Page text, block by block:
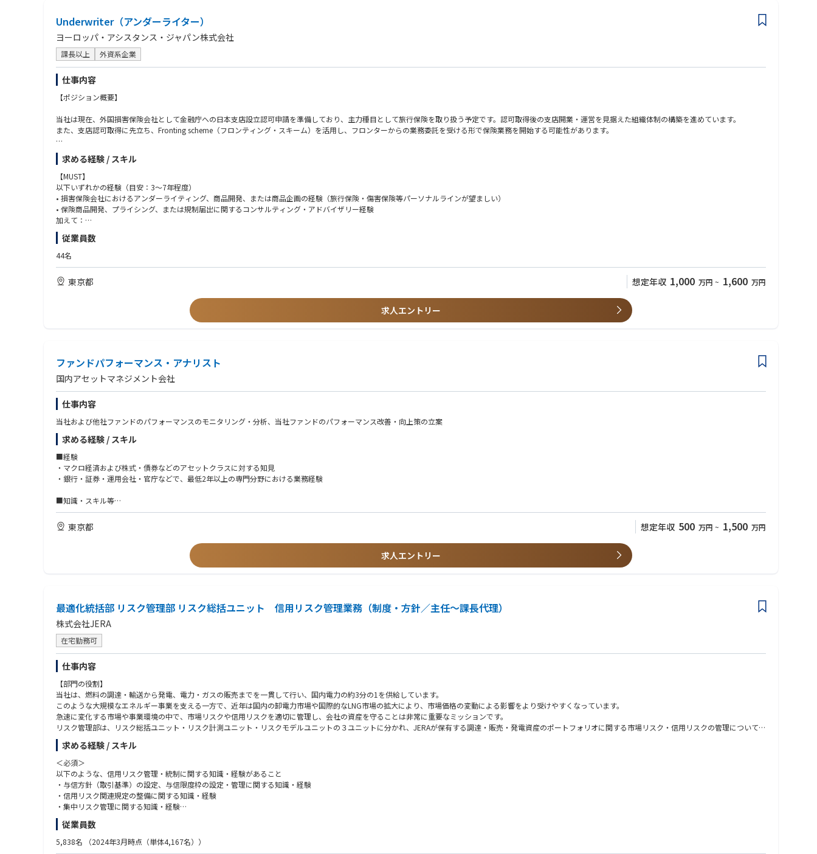
Underwriter（アンダーライター）
ヨーロッパ・アシスタンス・ジャパン株式会社
課長以上 外資系企業
仕事内容
【ポジション概要】
当社は現在、外国損害保険会社として金融庁への日本支店設立認可申請を準備しており、主力種目として旅行保険を取り扱う予定です。認可取得後の支店開業・運営を見据えた組織体制の構築を進めています。
また、支店認可取得に先立ち、Fronting scheme（フロンティング・スキーム）を活用し、フロンターからの業務委託を受ける形で保険業務を開始する可能性があります。
本ポジションは、リージョナルのChief Insurance Officerにソリッドライン、Japan CEOにドッテッドラインでレポートします。ライセンス申請フェーズにおいては、業務委託のアクチュアリーや外部コンサルティング
会社と連携しながら、約款等の書類作成、料率算定、規制対応書類の作成など、実務の中核を担う「Doer」としての役割を期待しています。
業務スコープには日本市場向けの商品開発・商品改定も含まれます。将来的には、日本のアンダーライティングチーム全体を率いるリーダーへの成長を期待しています。
【主な業務内容】
■ フロンティング・フェーズにおけるアンダーライティング支援
• フロンティング商品の約款・特約条項・関連書類のドラフト・レビュー
• 業務委託アクチュアリーと連携した保険料率の算定・プライシング分析の支援
• フロンターとの商品仕様・引受ガイドラインに関する調整
■ 認可申請フェーズにおける商品・規制書類作成
• 業務委託アクチュアリー・コンサルティング会社と連携した料率算定書類・アクチュアリアル資料の作成
• 認可申請書類のうちアンダーライティング関連セクションの作成支援
■ 認可取得後のアンダーライティング・商品開発
（アンダーライティング業務）
• 旅行保険商品の日常的なアンダーライティング業務
• リスク評価、引受条件の決定、アンダーライティング判断
• アンダーライティング実績（損害率・保険料動向）のモニタリング・分析
（商品開発・商品改定）
• 日本市場向け旅行保険新商品の開発主導
• 市場動向・規制変更・事業ニーズに応じた商品改定の企画・実行
• アクチュアリーと連携したプライシング・料率見直し・商品収益性分析
（プライシング・アクチュアリアル連携）
• 業務委託アクチュアリーと連携した保険料率の算定・プライシング分析
• クレーム実績・損害トレンドの分析によるプライシング判断への反映
• 旅行保険商品に影響する規制変更の継続的な把握
（ステークホルダー連携）
• 業務委託アクチュアリー・外部コンサルティング会社とのアクチュアリアル・規制対応事項での緊密な連携
• オペレーション・損害サービス部門との連携（商品実装・業務準備）
• リージョナルChief Insurance Officer・グローバルアンダーライティングチームとの商品戦略・ガイドラインに関する連携
• 営業・販売部門との連携（商品ポジショニング・市場フィードバック）
【レポートライン】
• Solid Line：Chief Insurance Officer, Regional
• Dotted Line：CEO, Japan
※ ライセンス申請フェーズにおいては、業務委託アクチュアリーおよび外部コンサルティング会社と緊密に連携して業務を遂行します。日本支店の成長に伴い、将来的には日本のアンダーライティング機能全体を統括
するリーダーへの成長を期待しています。
求める経験 / スキル
【MUST】
以下いずれかの経験（目安：3〜7年程度）
• 損害保険会社におけるアンダーライティング、商品開発、または商品企画の経験（旅行保険・傷害保険等パーソナルラインが望ましい）
• 保険商品開発、プライシング、または規制届出に関するコンサルティング・アドバイザリー経験
加えて：
• 約款または規制届出書類のドラフティング実務経験
• 保険料率算定・プライシングの基礎的理解
• 高いドキュメンテーション力および分析力
• 日本語ネイティブレベル／英語ビジネスレベル（リージョン・グローバル連携あり）
• 旅行保険・傷害保険・医療保険のアンダーライティング経験
• 金融庁への規制届出（商品認可・料率届出等）の作成経験
• 旅行保険に関する再保険ストラクチャーの知識
【求める人物像】
• 自ら手を動かす「Doer」マインド — 約款ドラフト、料率算定、届出書類作成を厭わない実行力
• 書類・計算における正確性へのこだわり
• 将来的に日本のアンダーライティングチームを率いるリーダーへの成長意欲
• 旅行保険の商品設計・マーケットダイナミクスに対する知的好奇心
• 外部専門家（アクチュアリー、コンサルタント）と効果的に協働できる方
従業員数
44名
東京都 想定年収 1,000 万円 ~ 1,600 万円
求人エントリー
ファンドパフォーマンス・アナリスト
国内アセットマネジメント会社
仕事内容
当社および他社ファンドのパフォーマンスのモニタリング・分析、当社ファンドのパフォーマンス改善・向上策の立案
求める経験 / スキル
■経験
・マクロ経済および株式・債券などのアセットクラスに対する知見
・銀行・証券・運用会社・官庁などで、最低2年以上の専門分野における業務経験
■知識・スキル等
・株式・債券・外国為替市場に対する理解、マクロ経済学の知見、計量経済（統計）分析スキル
・英語あるいは中国語が問題なく読めること、会話スキルがあるとなお可
・チームでの協力やコミュニケーション能力があり、社内外の様々なリクエストに柔軟かつ迅速に対応できること
東京都 想定年収 500 万円 ~ 1,500 万円
求人エントリー
最適化統括部 リスク管理部 リスク総括ユニット 信用リスク管理業務（制度・方針／主任～課長代理）
株式会社JERA
在宅勤務可
仕事内容
【部門の役割】
当社は、燃料の調達・輸送から発電、電力・ガスの販売までを一貫して行い、国内電力の約3分の1を供給しています。
このような大規模なエネルギー事業を支える一方で、近年は国内の卸電力市場や国際的なLNG市場の拡大により、市場価格の変動による影響をより受けやすくなっています。
急速に変化する市場や事業環境の中で、市場リスクや信用リスクを適切に管理し、会社の資産を守ることは非常に重要なミッションです。
リスク管理部は、リスク総括ユニット・リスク計測ユニット・リスクモデルユニットの３ユニットに分かれ、JERAが保有する調達・販売・発電資産のポートフォリオに関する市場リスク・信用リスクの管理について、
管理プロセスの構築・計量モデルの開発といった基盤構築から、日々のリスクの計測やヘッジのオペレーションといった運用面の管理まで、３ユニット連携して総合的に取り組んでいます。
【仕事内容】
リスク総括ユニットは、市場リスク管理およびヘッジ管理を行うチームと、信用リスク管理を行うチームに分かれますが、本ポジションは、信用リスク管理チームのメンバーとして、以下のような業務に携わっていた
だきます。
1.信用リスク管理体制の整備
・与信管理に関わる各種規定類の整備
2.取引先の与信評価
・新規取引時の与信評価と、期中モニタリング
求める経験 / スキル
＜必須＞
以下のような、信用リスク管理・統制に関する知識・経験があること
・与信方針（取引基準）の設定、与信限度枠の設定・管理に関する知識・経験
・信用リスク関連規定の整備に関する知識・経験
・集中リスク管理に関する知識・経験
・与信審査、期中モニタリング（自己査定）等に関する知識・経験
＜尚可＞
従業員数
5,838名 （2024年3月時点（単体4,167名））